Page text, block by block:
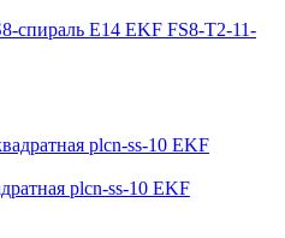
cпираль E14 EKF FS8-T2-11-
plcn-ss-10 EKF